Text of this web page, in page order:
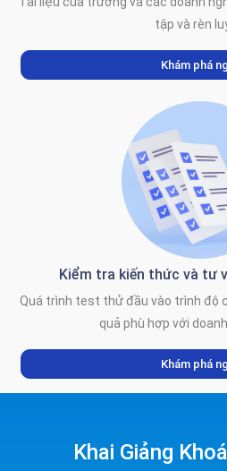
tập và rèn
Khám phá
Kiểm tra kiến thức và tư
Quá trình test thử đầu vào trình độ
quả phù hợp với
Khám phá
Khai Giảng